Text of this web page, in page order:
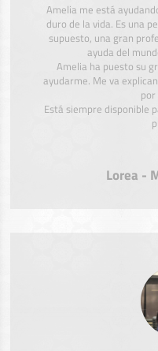
Amelia me está
duro de la vida. Es una
supuesto, una gran
ayuda del
Amelia ha puesto su
ayudarme. Me va
por
Está siempre disponible
Lorea -